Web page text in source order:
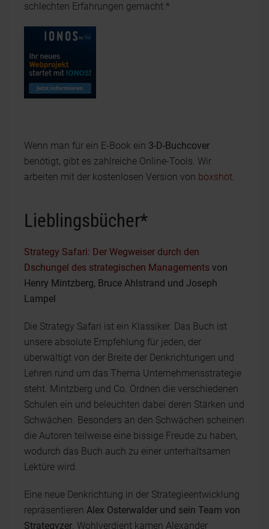
schlechten Erfahrungen gemacht.*
Wenn man für ein E-Book ein 3-D-Buchcover
benötigt, gibt es zahlreiche Online-Tools. Wir
arbeiten mit der kostenlosen Version von boxshot.
Lieblingsbücher*
Strategy Safari: Der Wegweiser durch den
Dschungel des strategischen Managements von
Henry Mintzberg, Bruce Ahlstrand und Joseph
Lampel
Die Strategy Safari ist ein Klassiker. Das Buch ist
unsere absolute Empfehlung für jeden, der
überwältigt von der Breite der Denkrichtungen und
Lehren rund um das Thema Unternehmensstrategie
steht. Mintzberg und Co. Ordnen die verschiedenen
Schulen ein und beleuchten dabei deren Stärken und
Schwächen. Besonders an den Schwächen scheinen
die Autoren teilweise eine bissige Freude zu haben,
wodurch das Buch auch zu einer unterhaltsamen
Lektüre wird.
Eine neue Denkrichtung in der Strategieentwicklung
repräsentieren Alex Osterwalder und sein Team von
Strategyzer. Wohlverdient kamen Alexander